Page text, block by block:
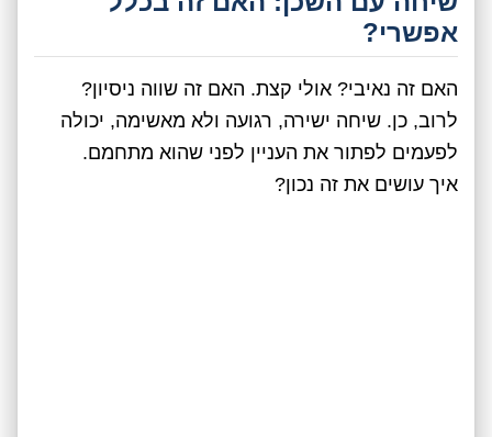
אפשרי?
האם זה נאיבי? אולי קצת. האם זה שווה ניסיון?
לרוב, כן. שיחה ישירה, רגועה ולא מאשימה, יכולה
לפעמים לפתור את העניין לפני שהוא מתחמם.
איך עושים את זה נכון?